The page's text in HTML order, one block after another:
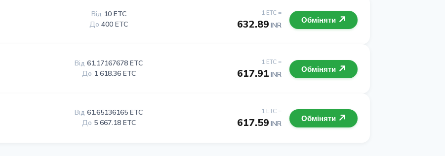
1 ETC =
632.89 INR
Від 10 ETC
До 400 ETC Обміняти
1 ETC =
617.91 INR
Від 61.17167678 ETC
До 1 618.36 ETC Обміняти
1 ETC =
617.59 INR
Від 61.65136165 ETC
До 5 667.18 ETC Обміняти